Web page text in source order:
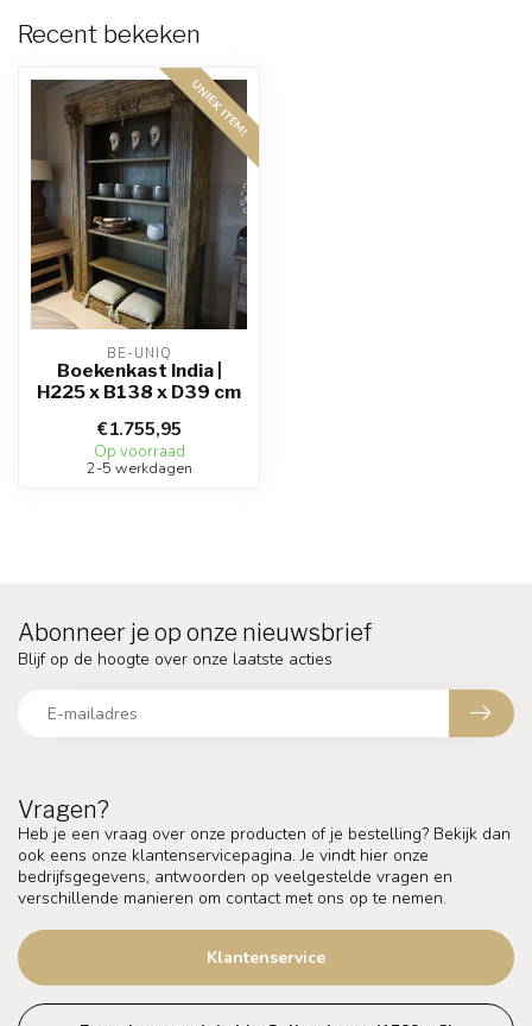
Recent bekeken
UNIEK ITEM!
BE-UNIQ
Boekenkast India |
H225 x B138 x D39 cm
€1.755,95
Op voorraad
2-5 werkdagen
Vragen?
Heb je een vraag over onze producten of je bestelling? Bekijk dan
ook eens onze klantenservicepagina. Je vindt hier onze
bedrijfsgegevens, antwoorden op veelgestelde vragen en
verschillende manieren om contact met ons op te nemen.
Klantenservice
Abonneer je op onze nieuwsbrief
Blijf op de hoogte over onze laatste acties